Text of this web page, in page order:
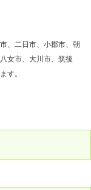
、二日市、小郡市、朝
女市、大川市、筑後
す。